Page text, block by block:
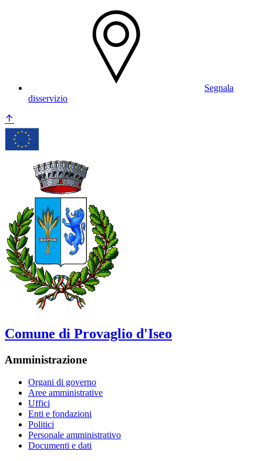
Segnala
disservizio
Comune di Provaglio d'Iseo
Amministrazione
Organi di governo
Aree amministrative
Uffici
Enti e fondazioni
Politici
Personale amministrativo
Documenti e dati